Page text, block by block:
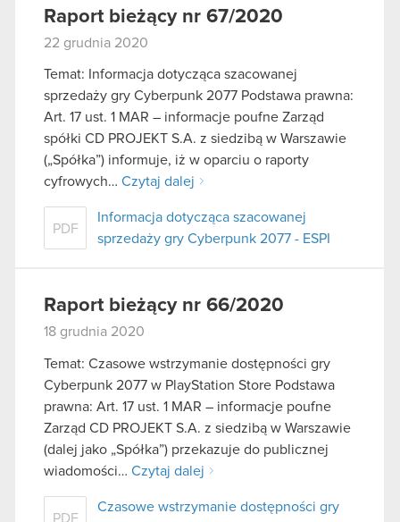
Raport bieżący nr 67/2020
22 grudnia 2020
Temat: Informacja dotycząca szacowanej
sprzedaży gry Cyberpunk 2077 Podstawa prawna:
Art. 17 ust. 1 MAR – informacje poufne Zarząd
spółki CD PROJEKT S.A. z siedzibą w Warszawie
(„Spółka”) informuje, iż w oparciu o raporty
cyfrowych… Czytaj dalej
PDF
Informacja dotycząca szacowanej
sprzedaży gry Cyberpunk 2077 - ESPI
Raport bieżący nr 66/2020
18 grudnia 2020
Temat: Czasowe wstrzymanie dostępności gry
Cyberpunk 2077 w PlayStation Store Podstawa
prawna: Art. 17 ust. 1 MAR – informacje poufne
Zarząd CD PROJEKT S.A. z siedzibą w Warszawie
(dalej jako „Spółka”) przekazuje do publicznej
wiadomości… Czytaj dalej
PDF
Czasowe wstrzymanie dostępności gry